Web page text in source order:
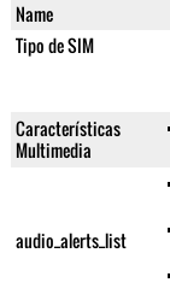
Name
Tipo de SIM
Características
Multimedia
audio_alerts_list